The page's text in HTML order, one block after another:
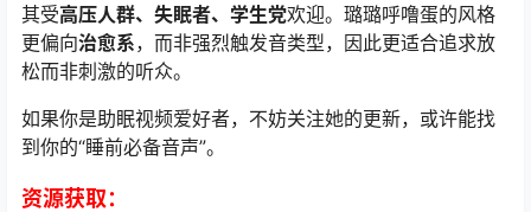
其受高压人群、失眠者、学生党欢迎。璐璐呼噜蛋的风格
更偏向治愈系，而非强烈触发音类型，因此更适合追求放
松而非刺激的听众。
如果你是助眠视频爱好者，不妨关注她的更新，或许能找
到你的“睡前必备音声”。
资源获取：